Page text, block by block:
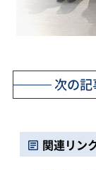
次の記
関連リン